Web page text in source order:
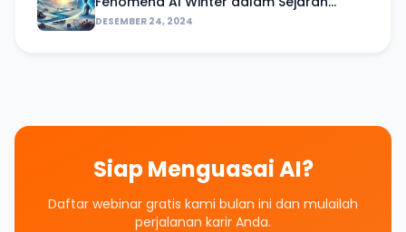
Perkembangannya
DESEMBER 24, 2024
Siap Menguasai AI?
Daftar webinar gratis kami bulan ini dan mulailah
perjalanan karir Anda.